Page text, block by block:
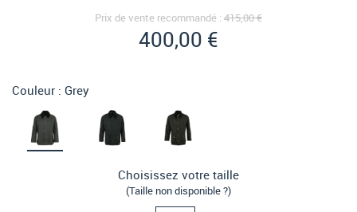
Prix de vente recommandé : 415,00 €
400,00 €
Couleur : Grey
Choisissez votre taille
(Taille non disponible ?)